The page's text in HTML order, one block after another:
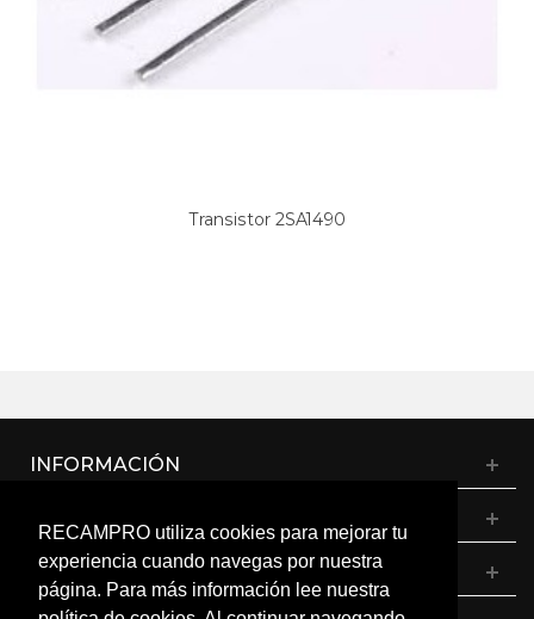
RECAMPRO utiliza cookies para mejorar tu
experiencia cuando navegas por nuestra
página. Para más información lee nuestra
Transistor 2SA1490
INFORMACIÓN
MI CUENTA